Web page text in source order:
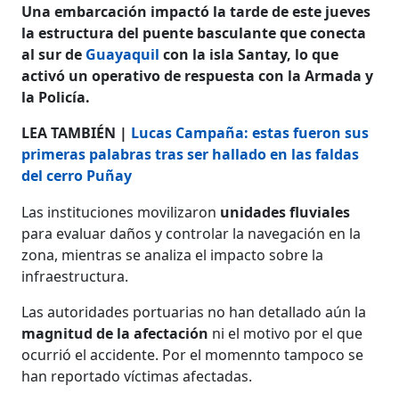
Una embarcación impactó la tarde de este jueves
la estructura del puente basculante que conecta
al sur de Guayaquil con la isla Santay, lo que
activó un operativo de respuesta con la Armada y
la Policía.
LEA TAMBIÉN | Lucas Campaña: estas fueron sus
primeras palabras tras ser hallado en las faldas
del cerro Puñay
Las instituciones movilizaron unidades fluviales
para evaluar daños y controlar la navegación en la
zona, mientras se analiza el impacto sobre la
infraestructura.
Las autoridades portuarias no han detallado aún la
magnitud de la afectación ni el motivo por el que
ocurrió el accidente. Por el momennto tampoco se
han reportado víctimas afectadas.